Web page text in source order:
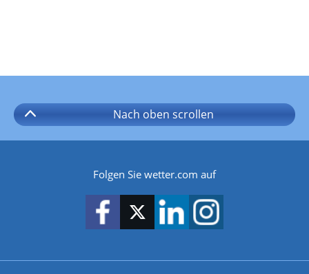
Nach oben scrollen
Folgen Sie wetter.com auf